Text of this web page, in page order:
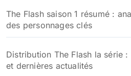
The Flash saison 1 résumé :
des personnages clés
Distribution The Flash la série
et dernières actualités